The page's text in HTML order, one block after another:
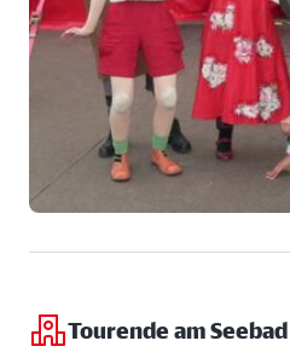
heringsdorf.de
Tourende am